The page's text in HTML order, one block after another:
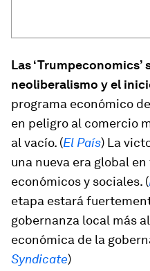
Las
neoliberalismo y el
programa económico
en peligro al comercio
al vacío. (El País) La
una nueva era global
económicos y sociales. (
etapa estará
gobernanza local más
económica de la
Syndicate)